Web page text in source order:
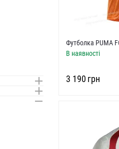
Футболка PUMA
В наявності
‍3 190‍ грн